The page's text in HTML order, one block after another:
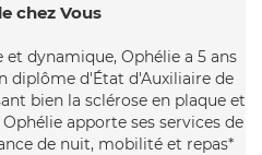
chez Vous
et dynamique, Ophélie a 5 ans
diplôme d'État d'Auxiliaire de
bien la sclérose en plaque et
apporte ses services de
de nuit, mobilité et repas*